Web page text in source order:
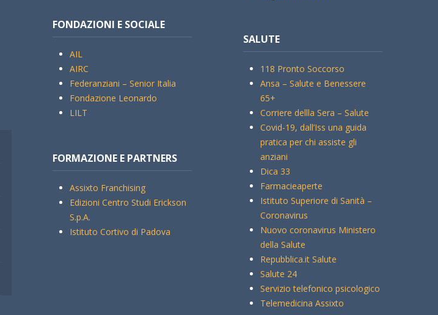
FONDAZIONI E SOCIALE
AIL
AIRC
Federanziani – Senior Italia
Fondazione Leonardo
LILT
FORMAZIONE E PARTNERS
Assixto Franchising
Edizioni Centro Studi Erickson
S.p.A.
Istituto Cortivo di Padova
SALUTE
118 Pronto Soccorso
Ansa – Salute e Benessere
65+
Corriere dellla Sera – Salute
Covid-19, dall’Iss una guida
pratica per chi assiste gli
anziani
Dica 33
Farmacieaperte
Istituto Superiore di Sanità –
Coronavirus
Nuovo coronavirus Ministero
della Salute
Repubblica.it Salute
Salute 24
Servizio telefonico psicologico
Telemedicina Assixto